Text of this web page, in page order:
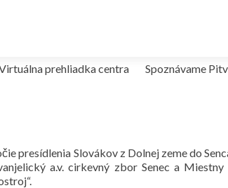
prehliadka centra Spoznávame
presídlenia Slovákov z Dolnej zeme do
a.v. cirkevný zbor Senec a